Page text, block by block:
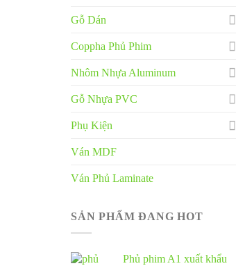
Gỗ Dán
Coppha Phủ Phim
Nhôm Nhựa Aluminum
Gỗ Nhựa PVC
Phụ Kiện
Ván MDF
Ván Phủ Laminate
SẢN PHẨM ĐANG HOT
Phủ phim A1 xuất khẩu